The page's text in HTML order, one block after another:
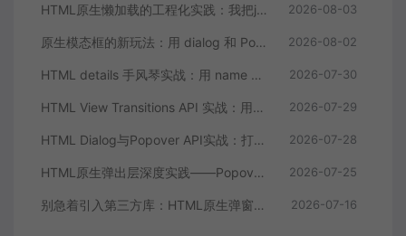
HTML原生懒加载的工程化实践：我把js-lazy-load插件从项目里删了 2026-08-03
原生模态框的新玩法：用 dialog 和 Popover API 彻底摆脱弹窗库 2026-08-02
HTML details 手风琴实战：用 name 属性零 JS 实现互斥折叠面板 2026-07-30
HTML View Transitions API 实战：用原生API实现丝滑的页面切换动画 2026-07-29
HTML Dialog与Popover API实战：打造无依赖的原生模态弹窗组件 2026-07-28
HTML原生弹出层深度实践——Popover API让动态浮层告别JavaScript 2026-07-25
别急着引入第三方库：HTML原生弹窗能力已经足够强了 2026-07-16